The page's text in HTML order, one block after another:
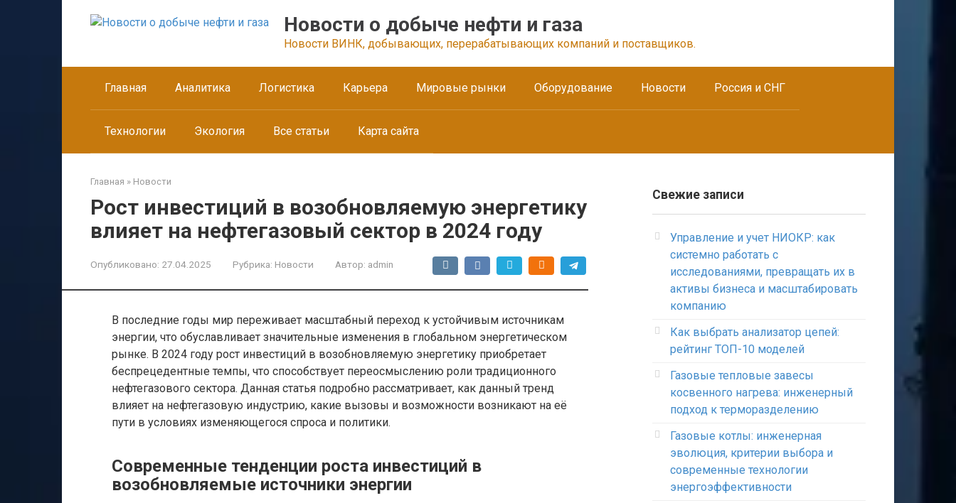
Новости о добыче нефти и газа
Новости ВИНК, добывающих, перерабатывающих компаний и поставщиков.
Главная Аналитика Логистика Карьера Мировые рынки Оборудование Новости Россия и СНГ
Технологии Экология Все статьи Карта сайта
Главная » Новости
Рост инвестиций в возобновляемую энергетику
влияет на нефтегазовый сектор в 2024 году
Опубликовано: 27.04.2025 Рубрика: Новости Автор: admin
В последние годы мир переживает масштабный переход к устойчивым источникам
энергии, что обуславливает значительные изменения в глобальном энергетическом
рынке. В 2024 году рост инвестиций в возобновляемую энергетику приобретает
беспрецедентные темпы, что способствует переосмыслению роли традиционного
нефтегазового сектора. Данная статья подробно рассматривает, как данный тренд
влияет на нефтегазовую индустрию, какие вызовы и возможности возникают на её
пути в условиях изменяющегося спроса и политики.
Современные тенденции роста инвестиций в
возобновляемые источники энергии
Свежие записи
Управление и учет НИОКР: как
системно работать с
исследованиями, превращать их в
активы бизнеса и масштабировать
компанию
Как выбрать анализатор цепей:
рейтинг ТОП-10 моделей
Газовые тепловые завесы
косвенного нагрева: инженерный
подход к терморазделению
Газовые котлы: инженерная
эволюция, критерии выбора и
современные технологии
энергоэффективности